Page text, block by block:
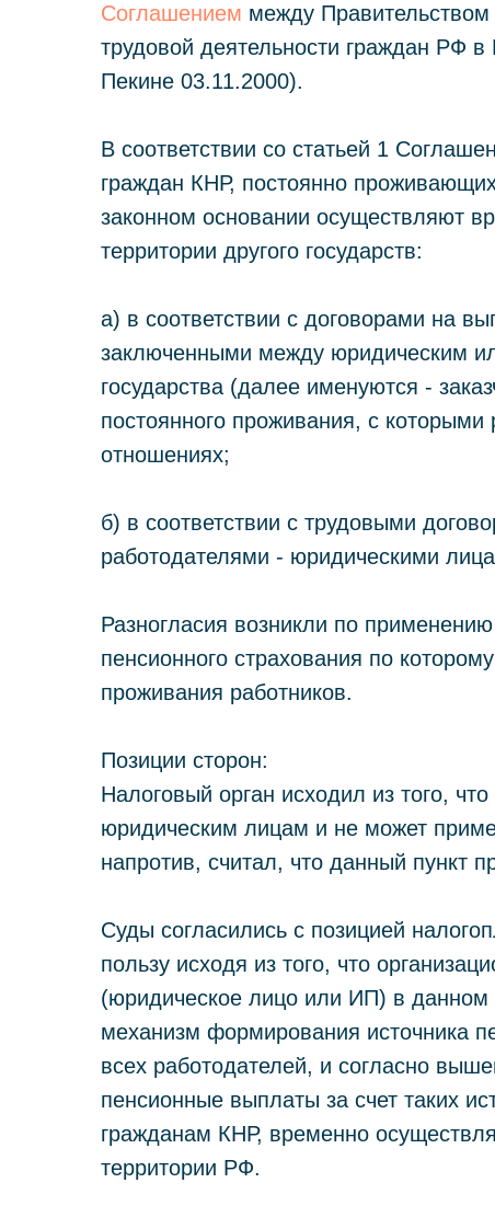
Соглашением между
трудовой деятельности граждан РФ
Пекине 03.11.2000).
В соответствии со статьей 1
граждан КНР, постоянно
законном основании осуществляют
территории другого государств:
а) в соответствии с договорами на
заключенными между юридическим
государства (далее именуются -
постоянного проживания, с которыми
отношениях;
б) в соответствии с трудовыми
работодателями - юридическими
Разногласия возникли по
пенсионного страхования по
проживания работников.
Позиции сторон:
Налоговый орган исходил из того,
юридическим лицам и не может
напротив, считал, что данный пункт
Суды согласились с позицией
пользу исходя из того, что
(юридическое лицо или ИП) в данном
механизм формирования источника
всех работодателей, и согласно
пенсионные выплаты за счет таких
гражданам КНР, временно
территории РФ.